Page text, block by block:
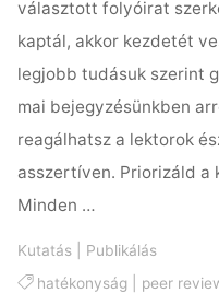
választott folyóirat
kaptál, akkor kezdetét
legjobb tudásuk szerint
mai bejegyzésünkben
reagálhatsz a lektorok
asszertíven. Priorizáld a
Minden …
Kutatás
Publikálás
hatékonyság| peer